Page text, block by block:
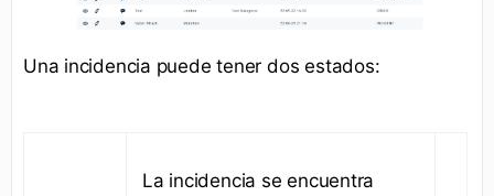
Una incidencia puede tener dos estados:
La incidencia se encuentra